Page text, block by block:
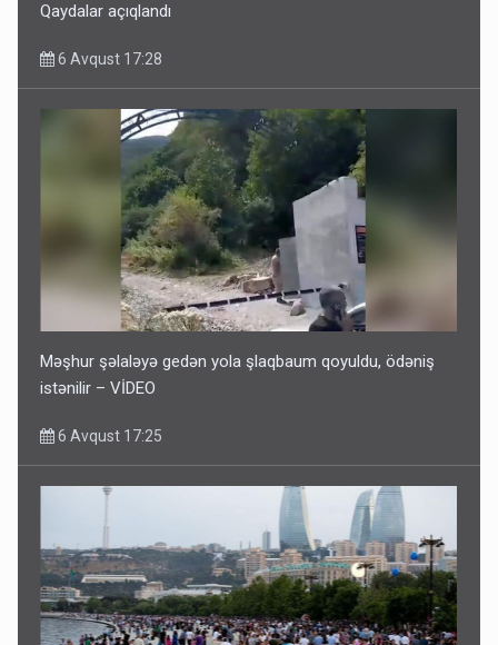
Qaydalar açıqlandı
6 Avqust 17:28
Məşhur şəlaləyə gedən yola şlaqbaum qoyuldu, ödəniş
istənilir – VİDEO
6 Avqust 17:25